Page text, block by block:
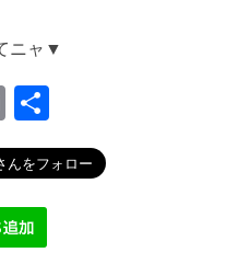
ニャ▼
E
m
ail
有